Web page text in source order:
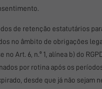
de retenção estatutários
no âmbito de obrigações
no Art. 6, n.º 1, alínea b) do
por rotina após os
desde que já não sejam